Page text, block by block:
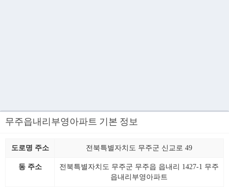
무주읍내리부영아파트 기본 정보
도로명 주소 전북특별자치도 무주군 신교로 49
동 주소
전북특별자치도 무주군 무주읍 읍내리 1427-1 무주
읍내리부영아파트